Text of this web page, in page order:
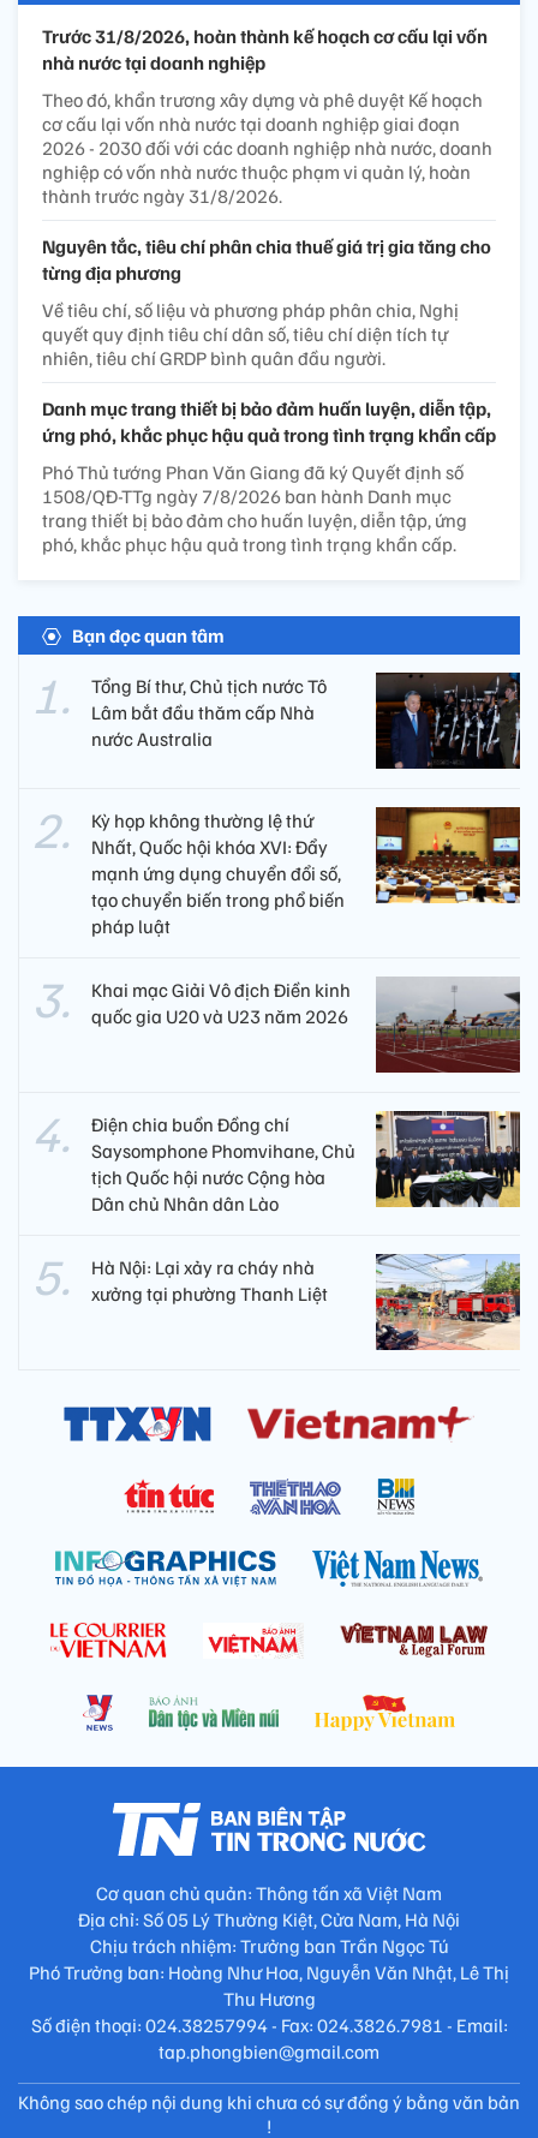
Trước 31/8/2026, hoàn thành kế hoạch cơ cấu lại vốn
nhà nước tại doanh nghiệp
Theo đó, khẩn trương xây dựng và phê duyệt Kế hoạch
cơ cấu lại vốn nhà nước tại doanh nghiệp giai đoạn
2026 - 2030 đối với các doanh nghiệp nhà nước, doanh
nghiệp có vốn nhà nước thuộc phạm vi quản lý, hoàn
thành trước ngày 31/8/2026.
Nguyên tắc, tiêu chí phân chia thuế giá trị gia tăng cho
từng địa phương
Về tiêu chí, số liệu và phương pháp phân chia, Nghị
quyết quy định tiêu chí dân số, tiêu chí diện tích tự
nhiên, tiêu chí GRDP bình quân đầu người.
Danh mục trang thiết bị bảo đảm huấn luyện, diễn tập,
ứng phó, khắc phục hậu quả trong tình trạng khẩn cấp
Phó Thủ tướng Phan Văn Giang đã ký Quyết định số
1508/QĐ-TTg ngày 7/8/2026 ban hành Danh mục
trang thiết bị bảo đảm cho huấn luyện, diễn tập, ứng
phó, khắc phục hậu quả trong tình trạng khẩn cấp.
Bạn đọc quan tâm
Tổng Bí thư, Chủ tịch nước Tô
Lâm bắt đầu thăm cấp Nhà
nước Australia
Kỳ họp không thường lệ thứ
Nhất, Quốc hội khóa XVI: Đẩy
mạnh ứng dụng chuyển đổi số,
tạo chuyển biến trong phổ biến
pháp luật
Khai mạc Giải Vô địch Điền kinh
quốc gia U20 và U23 năm 2026
Điện chia buồn Đồng chí
Saysomphone Phomvihane, Chủ
tịch Quốc hội nước Cộng hòa
Dân chủ Nhân dân Lào
Hà Nội: Lại xảy ra cháy nhà
xưởng tại phường Thanh Liệt
Cơ quan chủ quản: Thông tấn xã Việt Nam
Địa chỉ: Số 05 Lý Thường Kiệt, Cửa Nam, Hà Nội
Chịu trách nhiệm: Trưởng ban Trần Ngọc Tú
Phó Trưởng ban: Hoàng Như Hoa, Nguyễn Văn Nhật, Lê Thị
Thu Hương
Số điện thoại: 024.38257994 - Fax: 024.3826.7981 - Email:
tap.phongbien@gmail.com
Không sao chép nội dung khi chưa có sự đồng ý bằng văn bản
!